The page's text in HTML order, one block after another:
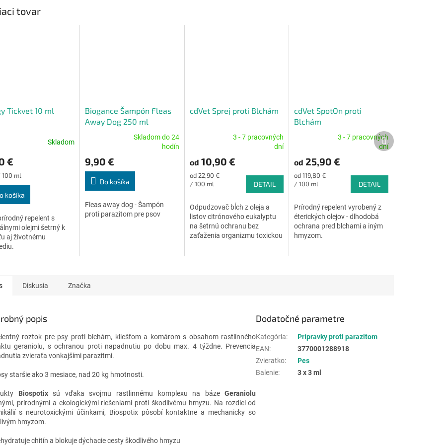
tovar
Tickvet 10 ml
Skladom
€
100 ml
košíka
repelent s
olejmi šetrný k
aj životnému
Biogance Šampón Fleas
Away Dog 250 ml
(Repelentný proti
produktu
je
4,6
z
hviezdičiek.
Skladom do 24
hodín
9,90 €
Do košíka
Fleas away dog - Šampón
proti parazitom pre psov
cdVet Sprej proti Blchám
produktu
5,0
hviezdičiek.
3 - 7 pracovných
dní
od 10,90 €
Jednotková
cena:
od 22,90 €
/ 100 ml
DETAIL
Odpudzovač bĺch z oleja a
listov citrónového eukalyptu
na šetrnú ochranu bez
zaťaženia organizmu toxickou
cdVet SpotOn proti
Blchám
produktu
5,0
hviezdičiek.
3 - 7 pracovných
dní
od 25,90 €
Jednotková
cena:
od 119,80 €
/ 100 ml
DETAIL
Prírodný repelent vyrobený z
éterických olejov - dlhodobá
ochrana pred blchami a iným
hmyzom.
Ďalší
produkt
Diskusia Značka
popis
roztok pre psy proti blchám, kliešťom a komárom s obsahom rastlinného
geraniolu, s ochranou proti napadnutiu po dobu max. 4 týždne. Prevencia
zvieraťa vonkajšími parazitmi.
staršie ako 3 mesiace, nad 20 kg hmotnosti.
Biospotixsú vďaka svojmu rastlinnému komplexu na bázeGeraniolu
prírodnými a ekologickými riešeniami proti škodlivému hmyzu. Na rozdiel od
s neurotoxickými účinkami, Biospotix pôsobí kontaktne a mechanicky so
hmyzom.
chitín a blokuje dýchacie cesty škodlivého hmyzu
Dodatočné parametre
Kategória:
Prípravky proti parazitom
EAN:
3770001288918
Zvieratko:
Pes
Balenie: 3 x 3 ml